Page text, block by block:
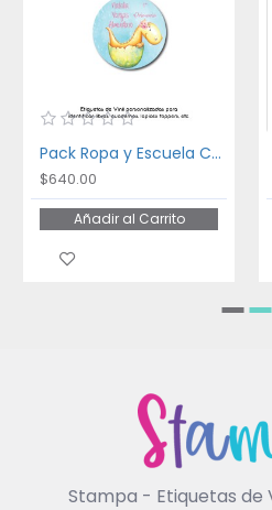
Pack Ropa y Escuela Cute Dragon
$640.00
Añadir al Carrito
Stampa - Etiquetas de